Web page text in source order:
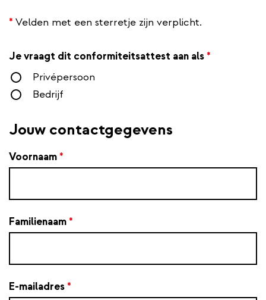
* Velden met een sterretje zijn verplicht.
Je vraagt dit conformiteitsattest aan als *
Privépersoon
Bedrijf
Jouw contactgegevens
Voornaam *
Familienaam *
E-mailadres *